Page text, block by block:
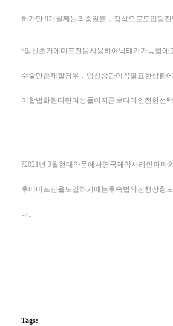
허가만 9개월째논의중일뿐，정식으로도입될전
?임신초기에미프진을사용하여낙태가가능함
수술만존재할경우，임신중단이꼭필요한상황
이합법화된다면여성들이지금보다더안전한선
?2021년 3월현대약품에서영국제약사라인파
후에미프진을도입하기에는후속법의진행상황
다。
Tags: